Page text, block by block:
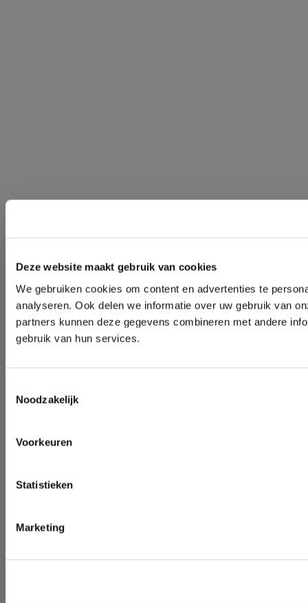
Deze website maakt gebruik van cookies
We gebruiken cookies om content en advertenties te
analyseren. Ook delen we informatie over uw gebruik van
partners kunnen deze gegevens combineren met andere
gebruik van hun services.
Noodzakelijk
Voorkeuren
Statistieken
Marketing